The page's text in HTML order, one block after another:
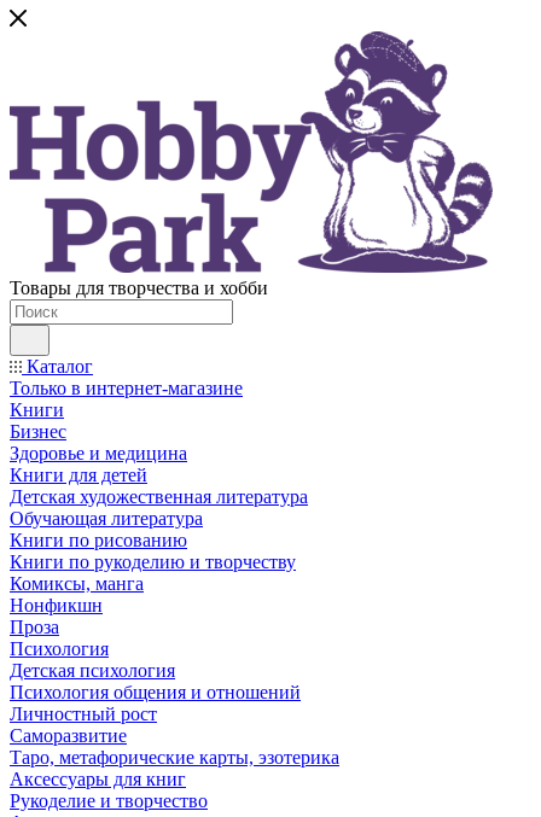
Товары для творчества и хобби
Каталог
Только в интернет-магазине
Книги
Бизнес
Здоровье и медицина
Книги для детей
Детская художественная литература
Обучающая литература
Книги по рисованию
Книги по рукоделию и творчеству
Комиксы, манга
Нонфикшн
Проза
Психология
Детская психология
Психология общения и отношений
Личностный рост
Саморазвитие
Таро, метафорические карты, эзотерика
Аксессуары для книг
Рукоделие и творчество